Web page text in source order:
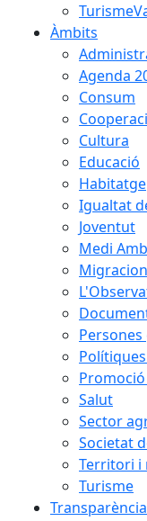
Àmbits
Agenda
Consum
Cultura
Educació
Habitatge
Igualtat
Joventut
Medi
Salut
Sector
Societat
Territori i
Turisme